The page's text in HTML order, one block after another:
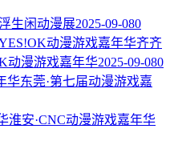
生闲动漫展2025-09-080
齐齐
动漫游戏嘉年华2025-09-080
东莞·第七届动漫游戏嘉
淮安·CNC动漫游戏嘉年华